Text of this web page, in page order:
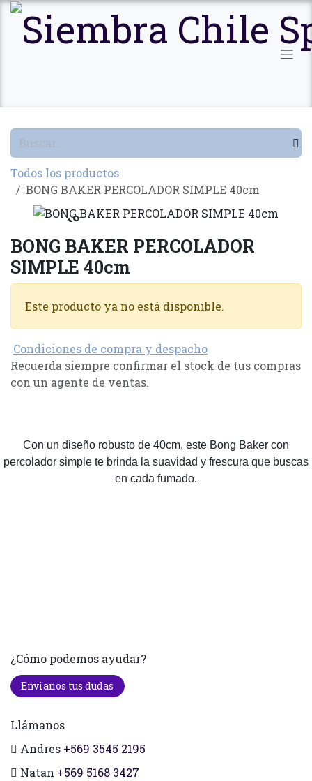
Ir al contenido
Todos los productos
BONG BAKER PERCOLADOR SIMPLE 40cm
Agotado
BONG BAKER PERCOLADOR
SIMPLE 40cm
Este producto ya no está disponible.
Condiciones de compra y despacho
Recuerda siempre confirmar el stock de tus compras
con un agente de ventas.
Con un diseño robusto de 40cm, este Bong Baker con
percolador simple te brinda la suavidad y frescura que buscas
en cada fumado.
¿Cómo podemos ayudar?
Envianos tus dudas
Llámanos
Andres +569 3545 2195
Natan +569 5168 3427